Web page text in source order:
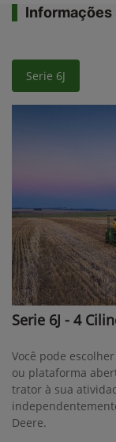
Informações
Serie 6J
Serie 6J - 4
Você pode
ou plataforma
trator à sua
Deere.